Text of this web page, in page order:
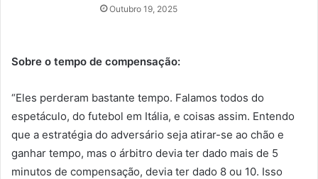
Outubro 19, 2025
Sobre o tempo de compensação:
“Eles perderam bastante tempo. Falamos todos do
espetáculo, do futebol em Itália, e coisas assim. Entendo
que a estratégia do adversário seja atirar-se ao chão e
ganhar tempo, mas o árbitro devia ter dado mais de 5
minutos de compensação, devia ter dado 8 ou 10. Isso